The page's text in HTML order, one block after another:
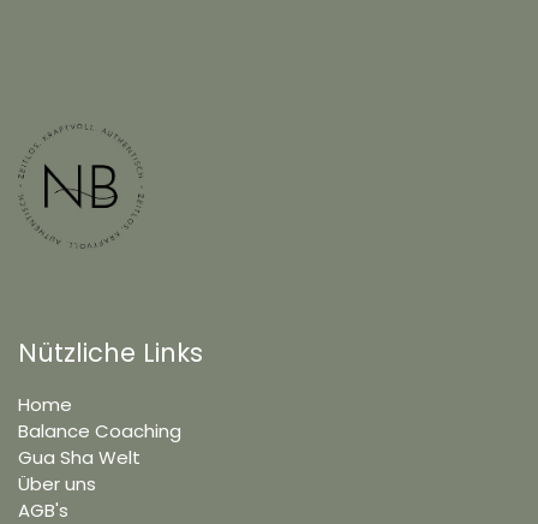
Nützliche Links
Home
Balance Coaching
Gua Sha Welt
Über uns
AGB's